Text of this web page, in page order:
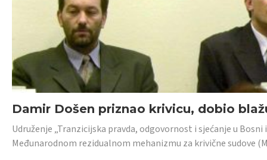
Damir Došen priznao krivicu, dobio
Udruženje „Tranzicijska pravda, odgovornost i sjećanje u
Međunarodnom rezidualnom mehanizmu za krivične sudove